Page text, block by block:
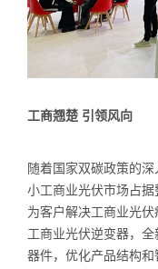
工商翘楚 引领风向
随着国家双碳政策的
小工商业光伏市场占据
为客户解决工商业光
工商业光伏逆变器，
器件，优化产品结构和